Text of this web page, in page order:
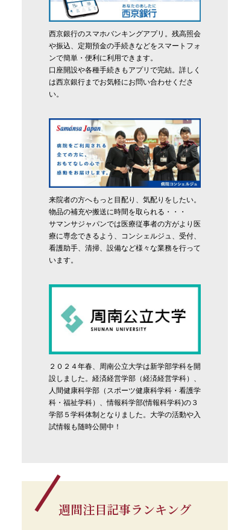
西京銀行のスマホバンキングアプリ。残高照会
や振込、定期預金の手続きなどをスマートフォ
ンで簡単・便利に利用できます。
口座開設や各種手続きもアプリで完結。詳しく
は西京銀行までお気軽にお問い合わせくださ
い。
来院者の方へもっと目配り、気配りをしたい。
物品の補充や搬送に時間を取られる・・・
サマンサジャパンでは医療従事者の方がより医
療に専念できるよう、コンシェルジュ、受付、
看護助手、清掃、設備など様々な業務を行って
います。
２０２４年春、周南公立大学は新学部学科を開
設しました。経済経営学部（経済経営学科）、
人間健康科学部（スポーツ健康科学科・看護学
科・福祉学科）、情報科学部(情報科学科)の３
学部５学科体制となりました。大学の活動や入
試情報も随時公開中！
週間注目記事ランキング